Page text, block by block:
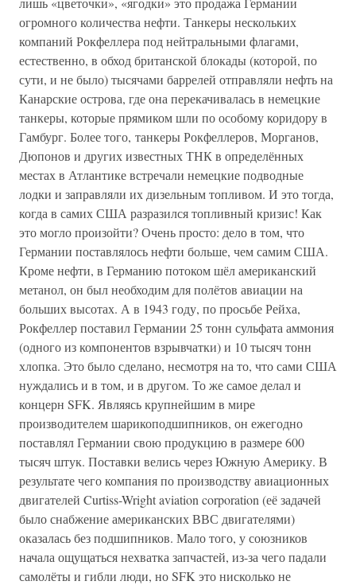
огромного количества нефти. Танкеры нескольких
компаний Рокфеллера под нейтральными флагами,
естественно, в обход британской блокады (которой, по
сути, и не было) тысячами баррелей отправляли нефть на
Канарские острова, где она перекачивалась в немецкие
танкеры, которые прямиком шли по особому коридору в
Гамбург. Более того, танкеры Рокфеллеров, Морганов,
Дюпонов и других известных ТНК в определённых
местах в Атлантике встречали немецкие подводные
лодки и заправляли их дизельным топливом. И это тогда,
когда в самих США разразился топливный кризис! Как
это могло произойти? Очень просто: дело в том, что
Германии поставлялось нефти больше, чем самим США.
Кроме нефти, в Германию потоком шёл американский
метанол, он был необходим для полётов авиации на
больших высотах. А в 1943 году, по просьбе Рейха,
Рокфеллер поставил Германии 25 тонн сульфата аммония
(одного из компонентов взрывчатки) и 10 тысяч тонн
хлопка. Это было сделано, несмотря на то, что сами США
нуждались и в том, и в другом. То же самое делал и
концерн SFK. Являясь крупнейшим в мире
производителем шарикоподшипников, он ежегодно
поставлял Германии свою продукцию в размере 600
тысяч штук. Поставки велись через Южную Америку. В
результате чего компания по производству авиационных
двигателей Curtiss-Wright aviation corporation (её задачей
было снабжение американских ВВС двигателями)
оказалась без подшипников. Мало того, у союзников
начала ощущаться нехватка запчастей, из-за чего падали
самолёты и гибли люди, но SFK это нисколько не